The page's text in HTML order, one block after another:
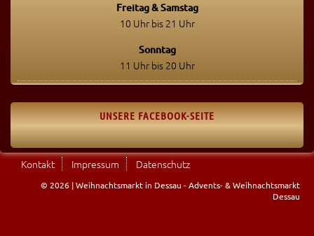
Freitag & Samstag
10 Uhr bis 21 Uhr
Sonntag
11 Uhr bis 20 Uhr
UNSERE FACEBOOK-SEITE
Kontakt Impressum Datenschutz
© 2026 | Weihnachtsmarkt in Dessau - Advents- & Weihnachtsmarkt
Dessau